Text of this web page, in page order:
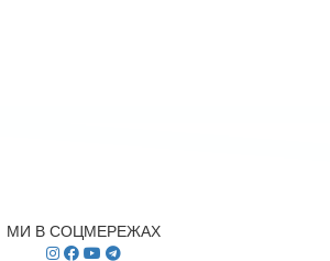
МИ В СОЦМЕРЕЖАХ